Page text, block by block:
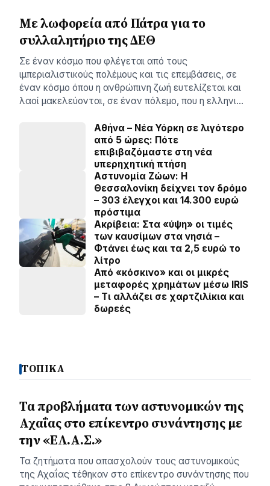
Με λωφορεία από Πάτρα για το
συλλαλητήριο της ΔΕΘ
Σε έναν κόσμο που φλέγεται από τους
ιμπεριαλιστικούς πολέμους και τις επεμβάσεις, σε
έναν κόσμο όπου η ανθρώπινη ζωή ευτελίζεται και
λαοί μακελεύονται, σε έναν πόλεμο, που η ελληνι…
Αθήνα – Νέα Υόρκη σε λιγότερο
από 5 ώρες: Πότε
επιβιβαζόμαστε στη νέα
υπερηχητική πτήση
Αστυνομία Ζώων: Η
Θεσσαλονίκη δείχνει τον δρόμο
– 303 έλεγχοι και 14.300 ευρώ
πρόστιμα
Ακρίβεια: Στα «ύψη» οι τιμές
των καυσίμων στα νησιά –
Φτάνει έως και τα 2,5 ευρώ το
λίτρο
Από «κόσκινο» και οι μικρές
μεταφορές χρημάτων μέσω IRIS
– Τι αλλάζει σε χαρτζιλίκια και
δωρεές
ΤΟΠΙΚΑ
Τα προβλήματα των αστυνομικών της
Αχαΐας στο επίκεντρο συνάντησης με
την «ΕΛ.Α.Σ.»
Τα ζητήματα που απασχολούν τους αστυνομικούς
της Αχαΐας τέθηκαν στο επίκεντρο συνάντησης που